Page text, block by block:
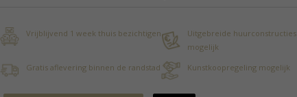
Vrijblijvend 1 week thuis bezichtigen
Uitgebreide huurconstructies
mogelijk
Gratis aflevering binnen de randstad
Kunstkoopregeling mogelijk